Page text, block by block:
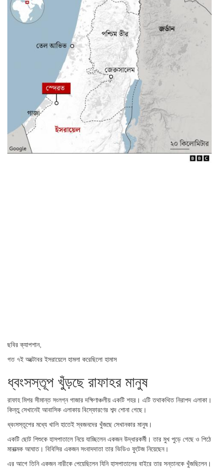
ছবির ক্যাপশান,
গত ৭ই অক্টোবর ইসরায়েলে হামলা করেছিলো হামাস
ধ্বংসস্তূপ খুঁড়ছে রাফাহর মানুষ
রাফাহ মিশর সীমান্ত সংলগ্ন গাজার দক্ষিণাঞ্চলীয় একটি শহর। এটি তথাকথিত নিরাপদ এলাকা।
কিন্তু সেখানেই আবাসিক এলাকায় বিস্ফোরণের শব্দ শোনা গেছে।
ধ্বংসস্তূপের মধ্যে খালি হাতেই স্বজনদের খুঁজছে সেখানকার মানুষ।
একটি ছোট শিশুকে হাসপাতালে নিয়ে যাচ্ছিলেন একজন উদ্ধারকর্মী। তার মুখ পুড়ে গেছে ও পিঠে
মারাত্মক আঘাত। বিবিসির একজন সংবাদদাতা তার ভিডিও ফুটেজ নিয়েছেন।
এর আগে তিনি একজন নারীকে পেয়েছিলেন যিনি হাসপাতালের বাইরে তার সন্তানকে খুঁজছিলেন।